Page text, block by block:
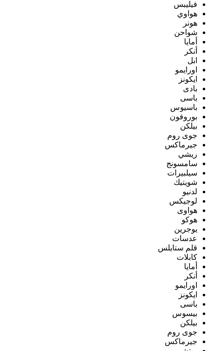
فيليبس
هواوي
هونر
شواحن
أمايا
أنكر
ابل
اورايمو
ايكونز
بادى
باسى
باسيوس
بوروفون
بيلكن
جوى روم
جيرماكس
ريشي
سامسونج
سيلبيرات
شويتيك
لدنيو
لوجيكس
هواوى
هوكو
يوجرين
عدسات
قلم ستايلس
كابلات
أمايا
أنكر
اورايمو
ايكونز
باسى
بيسوس
بيلكن
جوى روم
جيرماكس